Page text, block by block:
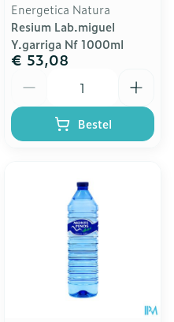
Energetica Natura
Resium Lab.miguel
Y.garriga Nf 1000ml
€ 53,08
Bestel